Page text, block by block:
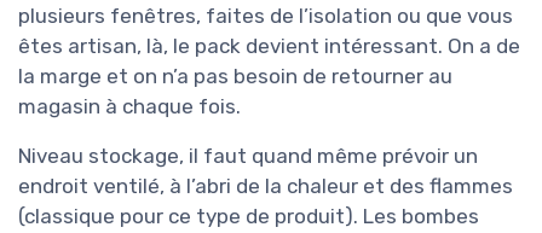
plusieurs fenêtres, faites de l’isolation ou que vous
êtes artisan, là, le pack devient intéressant. On a de
la marge et on n’a pas besoin de retourner au
magasin à chaque fois.
Niveau stockage, il faut quand même prévoir un
endroit ventilé, à l’abri de la chaleur et des flammes
(classique pour ce type de produit). Les bombes